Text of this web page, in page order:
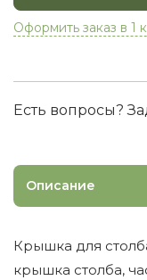
Оформить заказ в 1
Есть вопросы?
Описание
Крышка для
крышка столба,